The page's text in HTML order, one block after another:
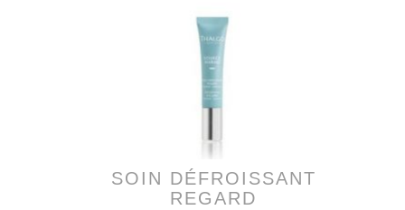
SOIN DÉFROISSANT
REGARD